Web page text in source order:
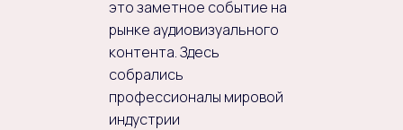
это заметное событие на
рынке аудиовизуального
контента. Здесь
собрались
профессионалы мировой
индустрии